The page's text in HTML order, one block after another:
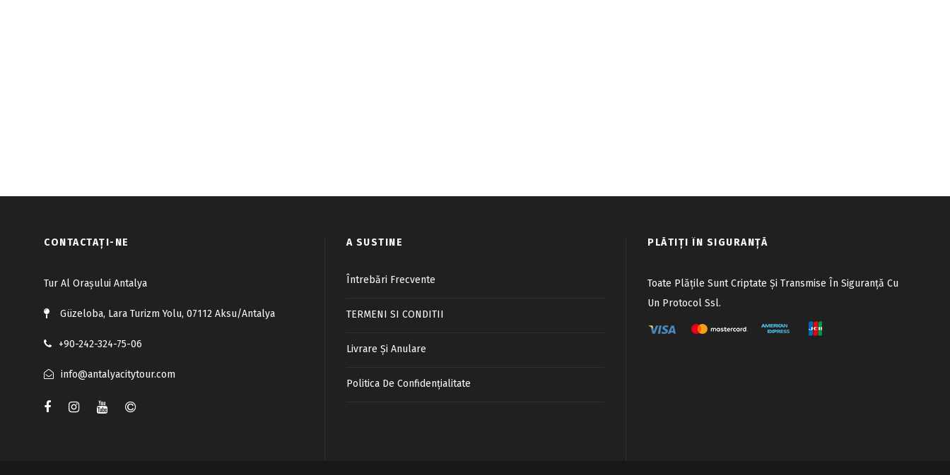
CONTACTAŢI-NE
Tur Al Orașului Antalya
Güzeloba, Lara Turizm Yolu, 07112 Aksu/Antalya
+90-242-324-75-06
info@antalyacitytour.com
A SUSTINE
Întrebări Frecvente
TERMENI SI CONDITII
Livrare Și Anulare
Politica De Confidențialitate
PLĂTIȚI ÎN SIGURANȚĂ
Toate Plățile Sunt Criptate Și Transmise În Siguranță Cu
Un Protocol Ssl.